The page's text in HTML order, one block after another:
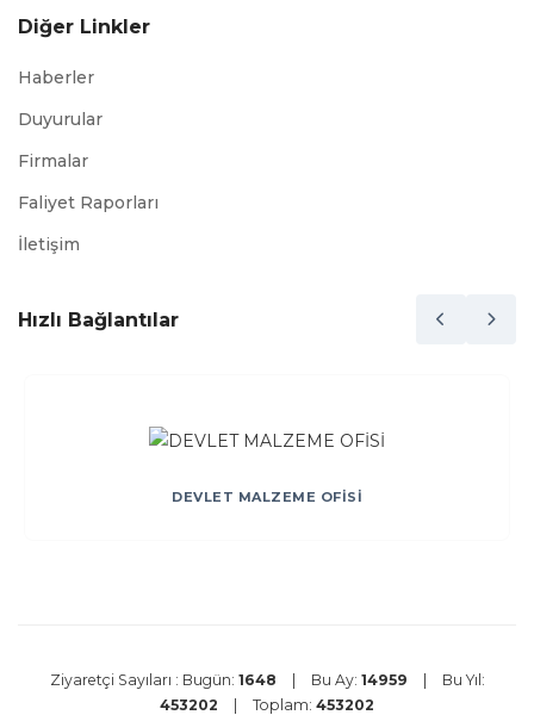
Diğer Linkler
Haberler
Duyurular
Firmalar
Faliyet Raporları
İletişim
Hızlı Bağlantılar
DEVLET MALZEME OFİSİ
Ziyaretçi Sayıları : Bugün: 1648 Bu Ay: 14959
Bu Yıl:
453202
Toplam: 453202